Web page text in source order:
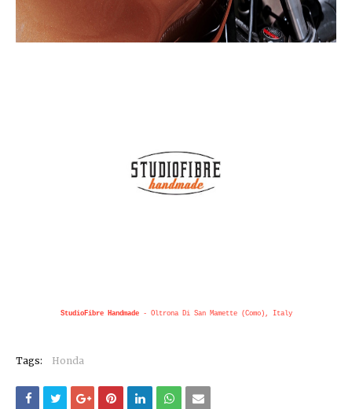
StudioFibre Handmade- Oltrona Di San Mamette (Como), Italy
Tags: Honda